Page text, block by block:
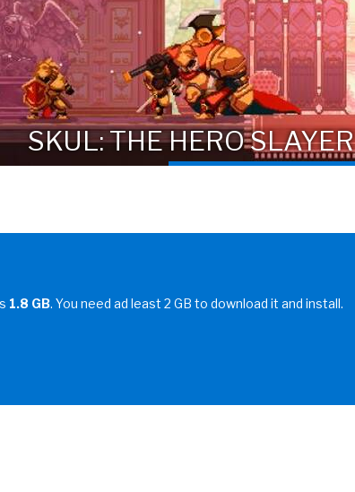
SKUL: THE HERO SLAYER
1.8 GB. You need ad least 2 GB to download it and install.